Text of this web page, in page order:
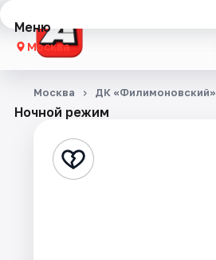
Меню
Москва
Концерты
Стендап
Ночной режим
Москва ДК «Филимоновский»